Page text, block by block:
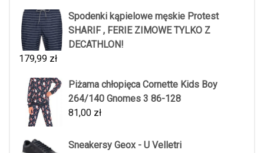
Spodenki kąpielowe męskie Protest
SHARIF , FERIE ZIMOWE TYLKO Z
DECATHLON!
179,99 zł
Piżama chłopięca Cornette Kids Boy
264/140 Gnomes 3 86-128
81,00 zł
Sneakersy Geox - U Velletri